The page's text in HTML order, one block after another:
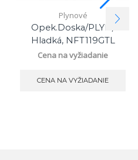
Plynové
Opek.doska/PLYN/
Hladká, NFT119GTL
Cena na vyžiadanie
CENA NA VYŽIADANIE